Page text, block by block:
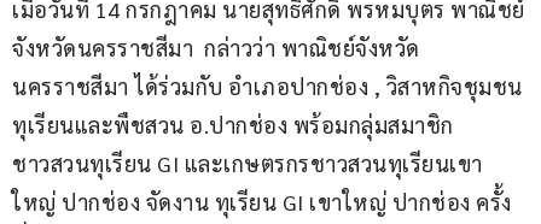
เมื่อวันที่ 14 กรกฎาคม นายสุทธิศักดิ์ พรหมบุตร พาณิชย์
จังหวัดนครราชสีมา  กล่าวว่า พาณิชย์จังหวัด
นครราชสีมา ได้ร่วมกับ อำเภอปากช่อง , วิสาหกิจชุมชน
ทุเรียนและพืชสวน อ.ปากช่อง พร้อมกลุ่มสมาชิก
ชาวสวนทุเรียน GI และเกษตรกรชาวสวนทุเรียนเขา
ใหญ่ ปากช่อง จัดงาน ทุเรียน GI เขาใหญ่ ปากช่อง ครั้ง